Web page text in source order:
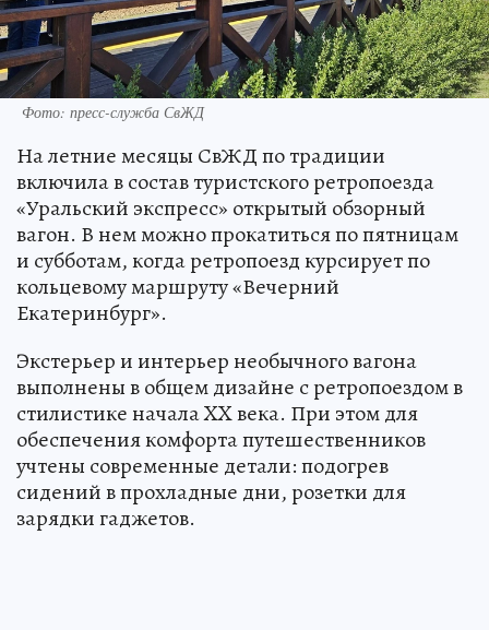
Фото: пресс-служба СвЖД
На летние месяцы СвЖД по традиции
включила в состав туристского ретропоезда
«Уральский экспресс» открытый обзорный
вагон. В нем можно прокатиться по пятницам
и субботам, когда ретропоезд курсирует по
кольцевому маршруту «Вечерний
Екатеринбург».
Экстерьер и интерьер необычного вагона
выполнены в общем дизайне с ретропоездом в
стилистике начала XX века. При этом для
обеспечения комфорта путешественников
учтены современные детали: подогрев
сидений в прохладные дни, розетки для
зарядки гаджетов.